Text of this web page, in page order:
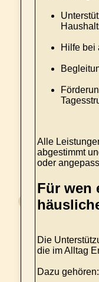
Hilfe bei
Alle
abgestimmt
oder
Für wen
Die
die im Alltag
Dazu gehören: